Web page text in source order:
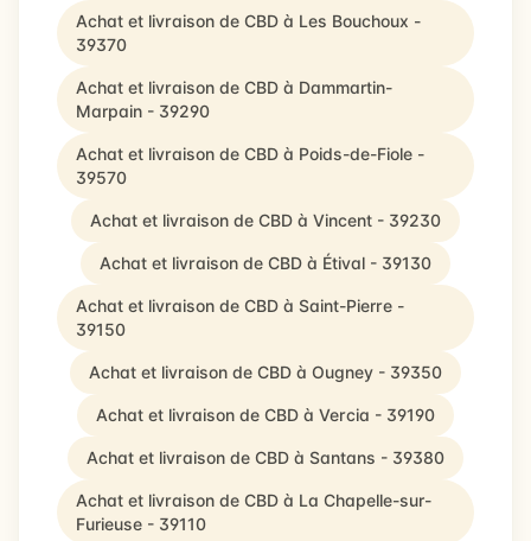
Achat et livraison de CBD à Les Bouchoux -
39370
Achat et livraison de CBD à Dammartin-
Marpain - 39290
Achat et livraison de CBD à Poids-de-Fiole -
39570
Achat et livraison de CBD à Vincent - 39230
Achat et livraison de CBD à Étival - 39130
Achat et livraison de CBD à Saint-Pierre -
39150
Achat et livraison de CBD à Ougney - 39350
Achat et livraison de CBD à Vercia - 39190
Achat et livraison de CBD à Santans - 39380
Achat et livraison de CBD à La Chapelle-sur-
Furieuse - 39110